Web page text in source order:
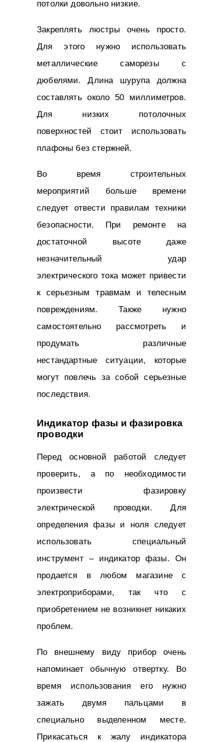
потолки довольно низкие.
Закреплять люстры очень просто.
Для этого нужно использовать
металлические саморезы с
дюбелями. Длина шурупа должна
составлять около 50 миллиметров.
Для низких потолочных
поверхностей стоит использовать
плафоны без стержней.
Во время строительных
мероприятий больше времени
следует отвести правилам техники
безопасности. При ремонте на
достаточной высоте даже
незначительный удар
электрического тока может привести
к серьезным травмам и телесным
повреждениям. Также нужно
самостоятельно рассмотреть и
продумать различные
нестандартные ситуации, которые
могут повлечь за собой серьезные
последствия.
Индикатор фазы и фазировка
проводки
Перед основной работой следует
проверить, а по необходимости
произвести фазировку
электрической проводки. Для
определения фазы и ноля следует
использовать специальный
инструмент – индикатор фазы. Он
продается в любом магазине с
электроприборами, так что с
приобретением не возникнет никаких
проблем.
По внешнему виду прибор очень
напоминает обычную отвертку. Во
время использования его нужно
зажать двумя пальцами в
специально выделенном месте.
Прикасаться к жалу индикатора